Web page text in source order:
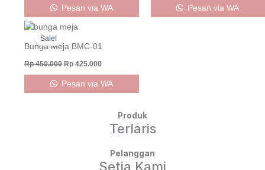
Pesan via WA Pesan via WA
Sale!
Bunga Meja BMC-01
Rp450.000
Original
was:
Rp 450.000.
Rp 425.000
Pesan via WA
Produk
Terlaris
Pelanggan
Setia Kami